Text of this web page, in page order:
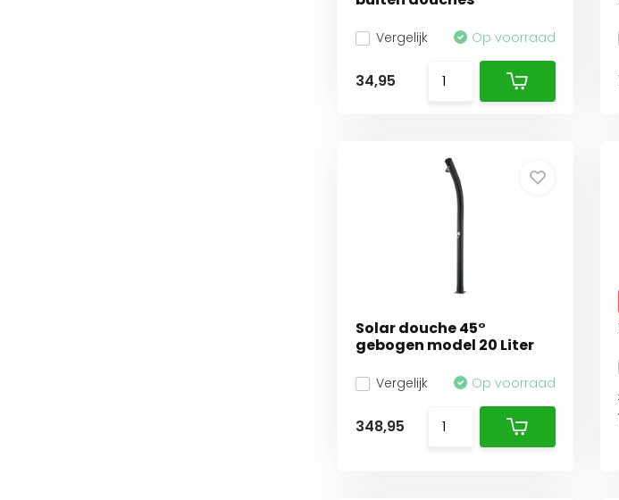
Vergelijk Op voorraad
34,95
Solar douche 45°
gebogen model 20 Liter
Vergelijk Op voorraad
348,95